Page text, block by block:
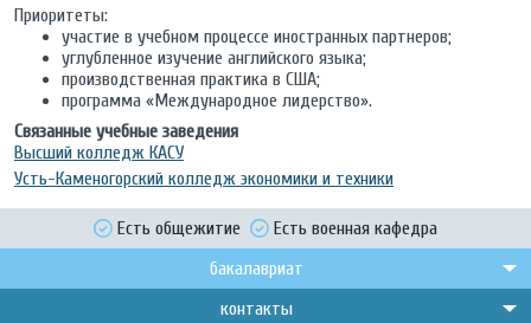
Приоритеты:
участие в учебном процессе иностранных партнеров;
углубленное изучение английского языка;
производственная практика в США;
программа «Международное лидерство».
Связанные учебные заведения
Высший колледж КАСУ
Усть-Каменогорский колледж экономики и техники
Есть общежитие
Есть военная кафедра
бакалавриат
контакты